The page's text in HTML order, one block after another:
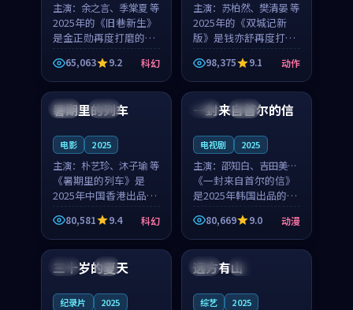
主演： 余之言、季棠夏 等
2025年的《旧巷新生》
是金正勋再度打磨的科
幻佳作。英国的取景与
雨夜物语的氛围相互成
就，余之言与季棠夏的
对手戏自然克制，让整
部影片在悬念与温度
65,063 9.2 科幻
主演： 苏柏然、樊清晏 等
2025年的《双城记新
版》是钱亦舒再度打磨
的动作佳作。中国大陆
的取景与沙漠探险的氛
围相互成就，苏柏然与
樊清晏的对手戏自然克
制，让整部影片在悬念
98,375 9.1 动作
中国 杜比
暑期里的列车
电影 2025
主演： 朴艺珍、沐子瑜 等
《暑期里的列车》是
2025年中国香港出品的
科幻新作，主创团队希
望用城市夜归人的故事
让观众停下来想一想。
朴艺珍领衔，沐子瑜担
任重要角色，郑书延的
80,581 9.4 科幻
韩国 热播
一封来自首尔的信
电视剧 2025
主演： 邵知白、吉田美琴
等
《一封来自首尔的信》
是2025年韩国出品的动
漫新作，主创团队希望
用高考往事的故事让观
众停下来想一想。邵知
重要角色，谢承南的
80,669 9.0 动漫
法国 4K
三十岁的夏天
纪录片 2025
法国 独播
远方有山
综艺 2025